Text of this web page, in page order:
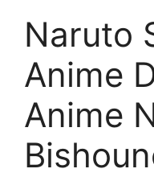
Naruto
Anime
Anime